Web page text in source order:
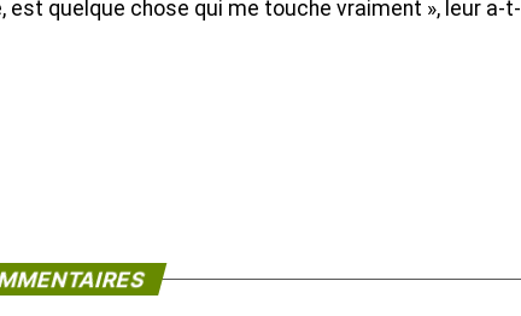
est quelque chose qui me touche vraiment », leur a-t-